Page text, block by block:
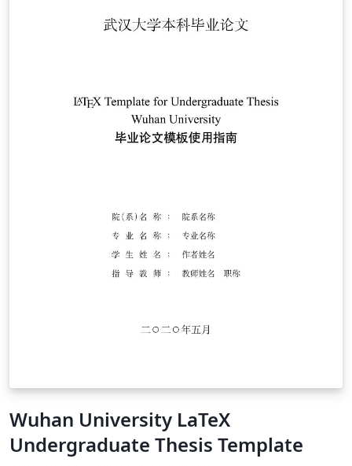
Wuhan University LaTeX
Undergraduate Thesis Template